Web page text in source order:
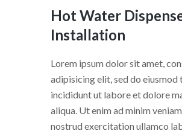
CONTACT
NOS ACTUALITÉS
Hot Water
Installation
Lorem ipsum dolor sit amet,
adipisicing elit, sed do eiusmod
incididunt ut labore et dolore
aliqua. Ut enim ad minim
nostrud exercitation ullamco